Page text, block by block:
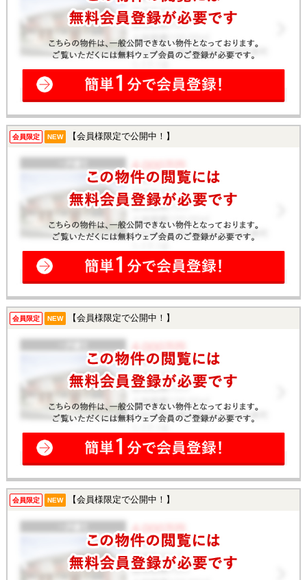
会員限定 NEW 【会員様限定で公開中！】
会員限定 NEW 【会員様限定で公開中！】
会員限定 NEW 【会員様限定で公開中！】